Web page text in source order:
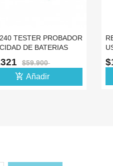
REDUCTOR 12V 24V A 5V 3A
USB CARGADOR PARA
$10.990
add_shopping_cart